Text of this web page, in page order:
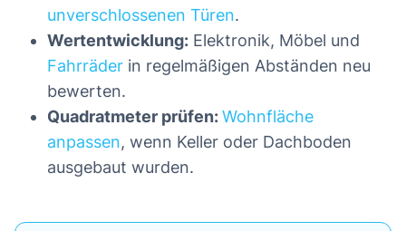
unverschlossenen Türen.
Wertentwicklung: Elektronik, Möbel und
Fahrräder in regelmäßigen Abständen neu
bewerten.
Quadratmeter prüfen:Wohnfläche
anpassen, wenn Keller oder Dachboden
ausgebaut wurden.